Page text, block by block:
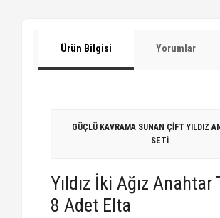
Ürün Bilgisi Yorumlar
GÜÇLÜ KAVRAMA SUNAN ÇİFT YILDIZ
SETİ
Yıldız İki Ağız Anahtar
8 Adet Elta